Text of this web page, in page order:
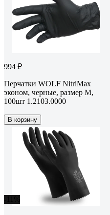
994 ₽
Перчатки WOLF NitriMax
эконом, черные, размер M,
100шт 1.2103.0000
В корзину